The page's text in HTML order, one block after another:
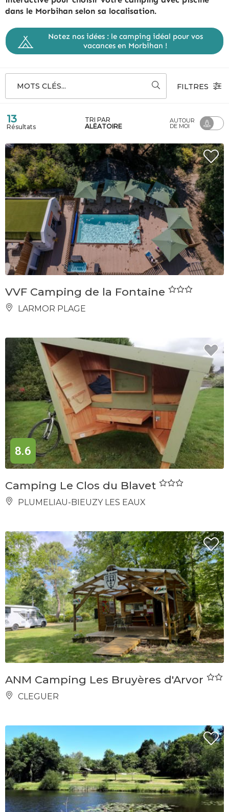
dans le Morbihan selon sa localisation.
Notez nos idées : le camping idéal pour vos
vacances en Morbihan !
MOTS CLÉS... FILTRES
13
Résultats
TRI PAR
ALÉATOIRE
AUTOUR
DE MOI
VVF Camping de la Fontaine
LARMOR PLAGE
8.6
Camping Le Clos du Blavet
PLUMELIAU-BIEUZY LES EAUX
ANM Camping Les Bruyères d'Arvor
CLEGUER